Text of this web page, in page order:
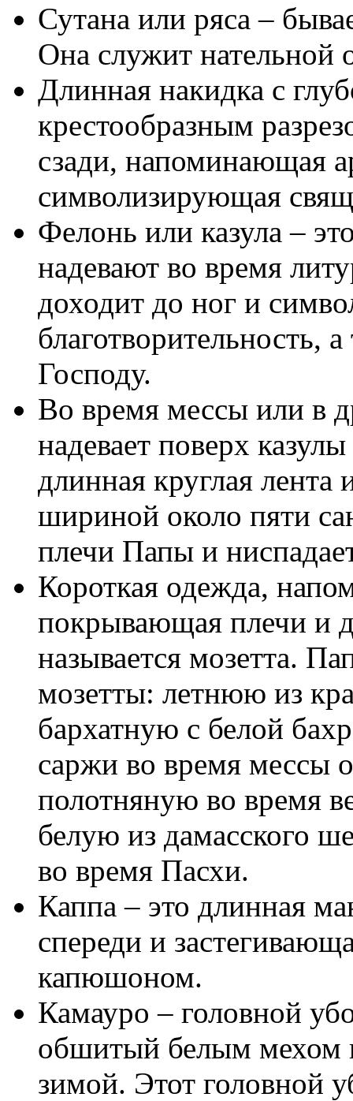
Сутана или ряса –
Она служит нательной
Длинная накидка с
крестообразным
сзади, напоминающая
символизирующая
Фелонь или казула –
надевают во время
доходит до ног и
благотворительность,
Господу.
Во время мессы или в
надевает поверх
длинная круглая
шириной около пяти
плечи Папы и
Короткая одежда,
покрывающая плечи и
называется мозетта.
мозетты: летнюю из
бархатную с белой
саржи во время мессы
полотняную во время
белую из дамасского
во время Пасхи.
Каппа – это длинная
спереди и
капюшоном.
Камауро – головной
обшитый белым мехом
зимой. Этот головной